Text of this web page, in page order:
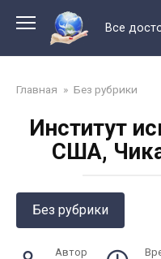
контенту
Все
Главная » Без рубрики
Институт
США,
Без рубрики
Автор